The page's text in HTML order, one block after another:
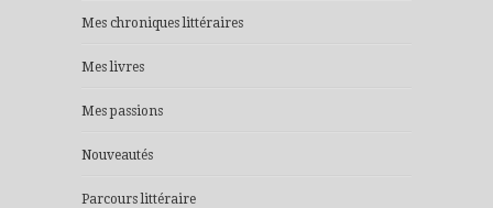
Mes chroniques littéraires
Mes livres
Mes passions
Nouveautés
Parcours littéraire